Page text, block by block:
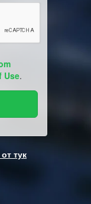
Use.
тук